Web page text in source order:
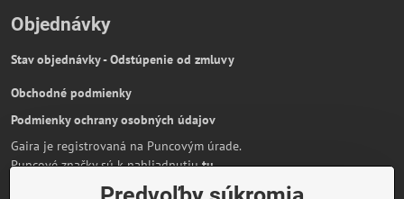
Objednávky
Stav objednávky - Odstúpenie od zmluvy
Obchodné podmienky
Podmienky ochrany osobných údajov
Gaira je registrovaná na Puncovým úrade.
Puncové značky sú k nahliadnutiutu.
Partnerská stránka:AmiraShop.sk Bypami.cz